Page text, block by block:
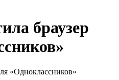
браузер